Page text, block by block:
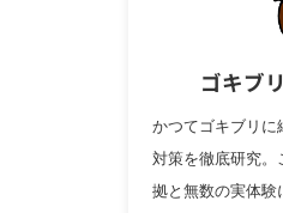
ゴキブ
かつてゴキブリに
対策を徹底研究。
拠と無数の実体験